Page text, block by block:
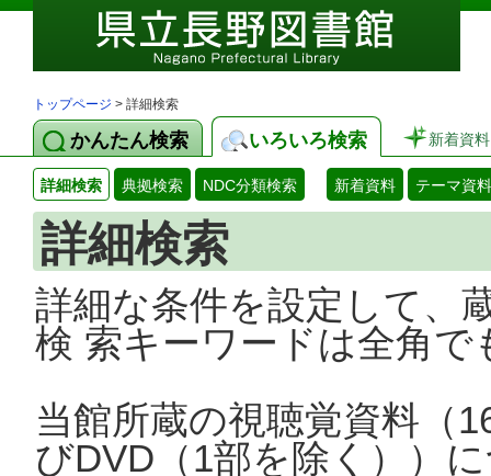
トップページ > 詳細検索
かんたん検索 いろいろ検索 新着資料
詳細検索 典拠検索 NDC分類検索 新着資料 テーマ資料
詳細検索
詳細な条件を設定して、
検 索キーワードは全角
当館所蔵の視聴覚資料（
びDVD（1部を除く））